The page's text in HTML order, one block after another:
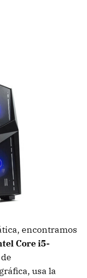
encontramos
Core i5-
usa la